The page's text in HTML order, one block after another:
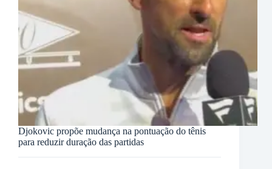
Djokovic propõe mudança na pontuação do tênis
para reduzir duração das partidas